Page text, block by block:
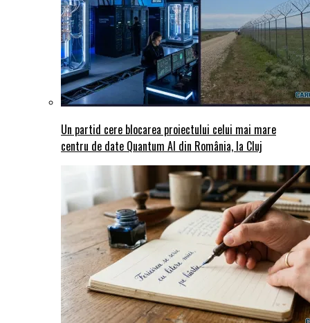
Un partid cere blocarea proiectului celui mai mare
centru de date Quantum AI din România, la Cluj